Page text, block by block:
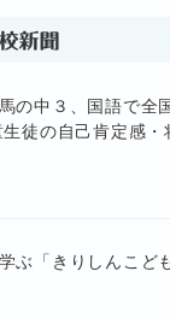
馬の中３、国語で
徒の自己肯定感・
ぶ「きりしんこど